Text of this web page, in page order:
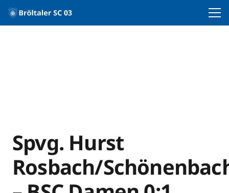
Spvg. Hurst
Rosbach/